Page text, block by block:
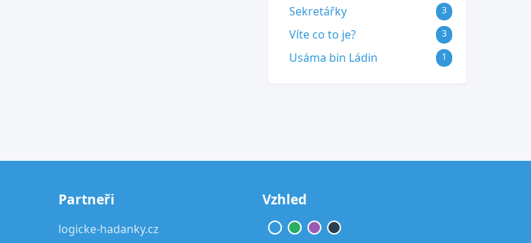
Sekretářky 3
Víte co to je? 3
Usáma bin Ládin 1
Partneři
logicke-hadanky.cz
Vzhled